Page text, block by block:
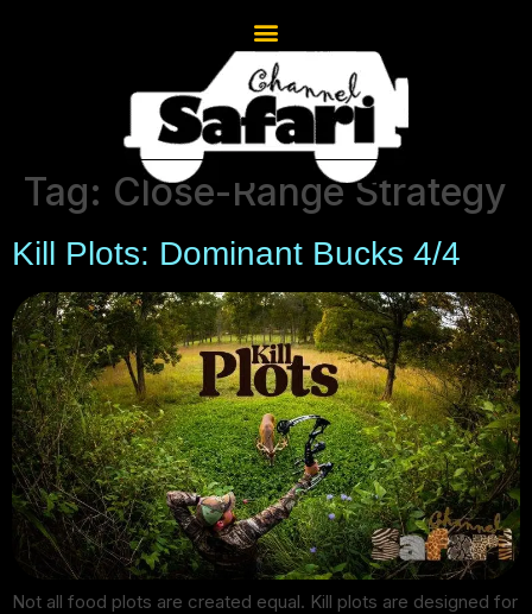
Tag: Close-Range Strategy
Kill Plots: Dominant Bucks 4/4
Not all food plots are created equal. Kill plots are designed for